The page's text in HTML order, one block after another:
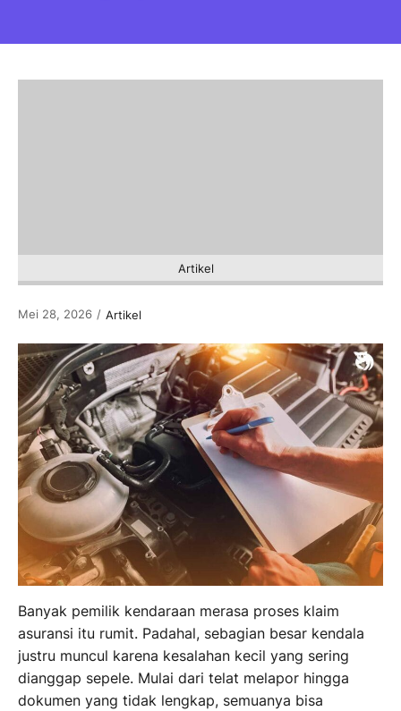
Artikel
Mei 28, 2026 / Artikel
Banyak pemilik kendaraan merasa proses klaim
asuransi itu rumit. Padahal, sebagian besar kendala
justru muncul karena kesalahan kecil yang sering
dianggap sepele. Mulai dari telat melapor hingga
dokumen yang tidak lengkap, semuanya bisa